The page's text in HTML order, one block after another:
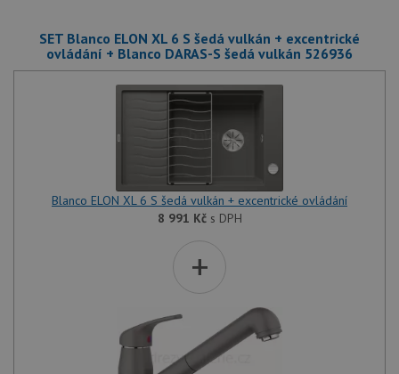
SET Blanco ELON XL 6 S šedá vulkán + excentrické
ovládání + Blanco DARAS-S šedá vulkán 526936
Blanco ELON XL 6 S šedá vulkán + excentrické ovládání
8 991 Kčs DPH
+